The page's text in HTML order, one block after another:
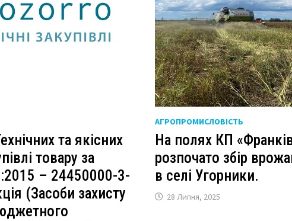
та якісних
товару за
– 24450000-3-
(Засоби захисту
АГРОПРОМИСЛОВІСТЬ
На полях КП
розпочато збір
в селі Угорники.
28 Липня, 2025